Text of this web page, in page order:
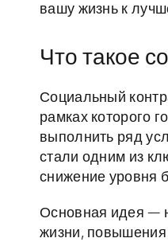
вашу жизнь к
Что такое
Социальный
рамках которого
выполнить ряд
стали одним из
снижение уровня
Основная идея —
жизни, повышения